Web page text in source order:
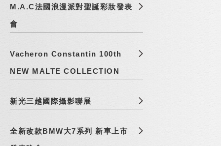
M.A.C法國浪漫派對聖誕彩妝發表
會
Vacheron Constantin 100th
NEW MALTE COLLECTION
新光三越國際攝影聯展
全新改款BMW大7系列 新車上市